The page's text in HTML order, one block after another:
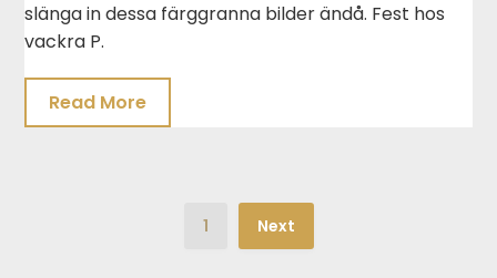
slänga in dessa färggranna bilder ändå. Fest hos
vackra P.
Read More
1 Next